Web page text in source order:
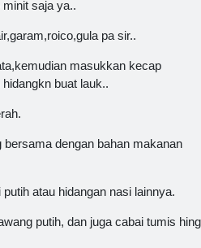
saja ya..
pa sir..
masukkan kecap
buat lauk..
dengan bahan makanan
atau hidangan nasi lainnya.
putih, dan juga cabai tumis